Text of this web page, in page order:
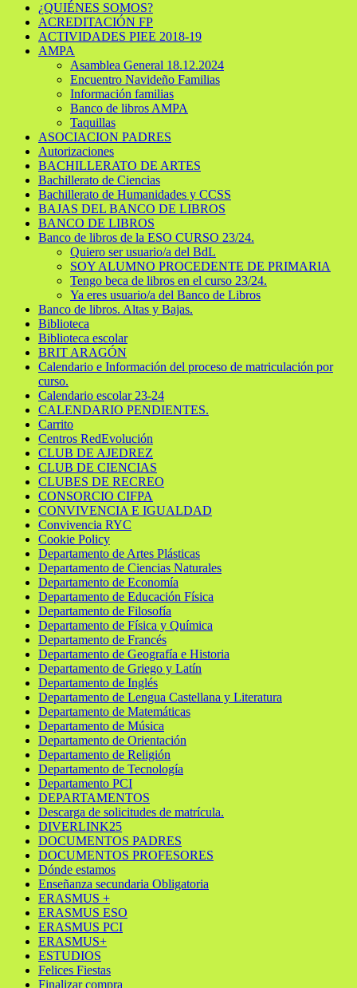
¿QUIÉNES SOMOS?
ACREDITACIÓN FP
ACTIVIDADES PIEE 2018-19
AMPA
Asamblea General 18.12.2024
Encuentro Navideño Familias
Información familias
Banco de libros AMPA
Taquillas
ASOCIACION PADRES
Autorizaciones
BACHILLERATO DE ARTES
Bachillerato de Ciencias
Bachillerato de Humanidades y CCSS
BAJAS DEL BANCO DE LIBROS
BANCO DE LIBROS
Banco de libros de la ESO CURSO 23/24.
Quiero ser usuario/a del BdL
SOY ALUMNO PROCEDENTE DE PRIMARIA
Tengo beca de libros en el curso 23/24.
Ya eres usuario/a del Banco de Libros
Banco de libros. Altas y Bajas.
Biblioteca
Biblioteca escolar
BRIT ARAGÓN
Calendario e Información del proceso de matriculación por
curso.
Calendario escolar 23-24
CALENDARIO PENDIENTES.
Carrito
Centros RedEvolución
CLUB DE AJEDREZ
CLUB DE CIENCIAS
CLUBES DE RECREO
CONSORCIO CIFPA
CONVIVENCIA E IGUALDAD
Convivencia RYC
Cookie Policy
Departamento de Artes Plásticas
Departamento de Ciencias Naturales
Departamento de Economía
Departamento de Educación Física
Departamento de Filosofía
Departamento de Física y Química
Departamento de Francés
Departamento de Geografía e Historia
Departamento de Griego y Latín
Departamento de Inglés
Departamento de Lengua Castellana y Literatura
Departamento de Matemáticas
Departamento de Música
Departamento de Orientación
Departamento de Religión
Departamento de Tecnología
Departamento PCI
DEPARTAMENTOS
Descarga de solicitudes de matrícula.
DIVERLINK25
DOCUMENTOS PADRES
DOCUMENTOS PROFESORES
Dónde estamos
Enseñanza secundaria Obligatoria
ERASMUS +
ERASMUS ESO
ERASMUS PCI
ERASMUS+
ESTUDIOS
Felices Fiestas
Finalizar compra